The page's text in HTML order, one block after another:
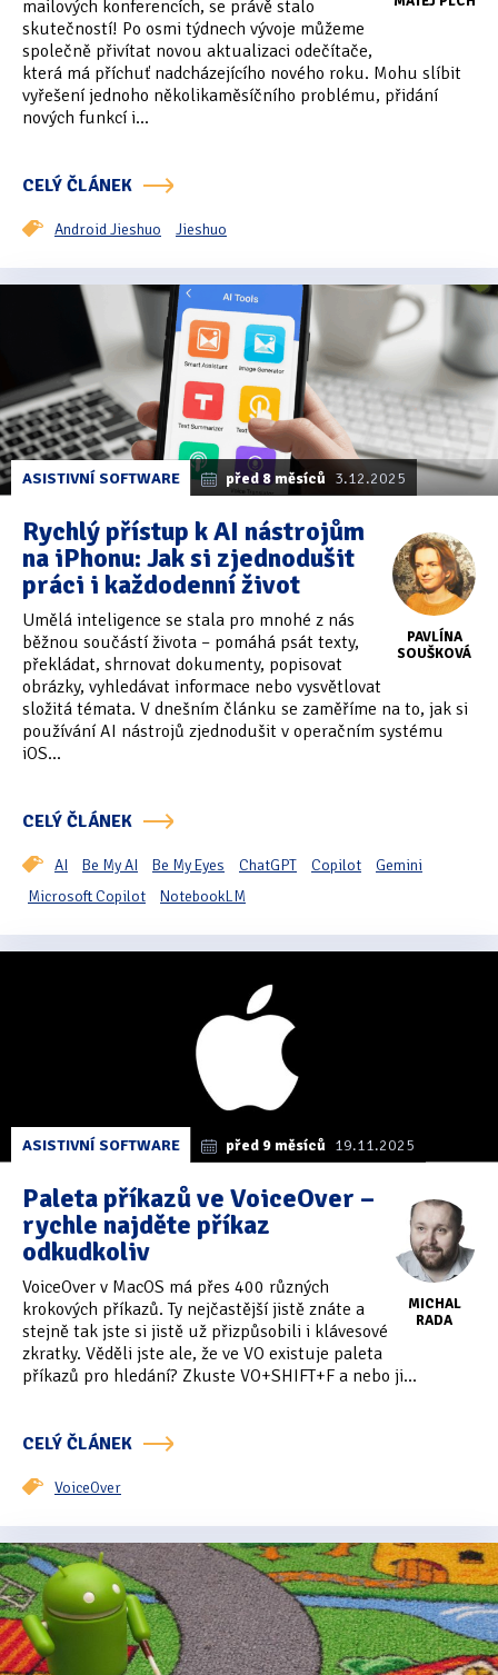
mailových konferencích, se právě stalo
skutečností! Po osmi týdnech vývoje můžeme
společně přivítat novou aktualizaci odečítače,
která má příchuť nadcházejícího nového roku. Mohu slíbit
vyřešení jednoho několikaměsíčního problému, přidání
nových funkcí i...
CELÝ ČLÁNEK
Android Jieshuo Jieshuo
ASISTIVNÍ SOFTWARE před 8 měsíců 3.12.2025
PAVLÍNA
SOUŠKOVÁ
Rychlý přístup k AI nástrojům
na iPhonu: Jak si zjednodušit
práci i každodenní život
Umělá inteligence se stala pro mnohé z nás
běžnou součástí života – pomáhá psát texty,
překládat, shrnovat dokumenty, popisovat
obrázky, vyhledávat informace nebo vysvětlovat
složitá témata. V dnešním článku se zaměříme na to, jak si
používání AI nástrojů zjednodušit v operačním systému
iOS...
CELÝ ČLÁNEK
AI Be My AI Be My Eyes ChatGPT Copilot
Gemini
Microsoft Copilot
NotebookLM
ASISTIVNÍ SOFTWARE před 9 měsíců 19.11.2025
MICHAL
RADA
Paleta příkazů ve VoiceOver –
rychle najděte příkaz
odkudkoliv
VoiceOver v MacOS má přes 400 různých
krokových příkazů. Ty nejčastější jistě znáte a
stejně tak jste si jistě už přizpůsobili i klávesové
zkratky. Věděli jste ale, že ve VO existuje paleta
příkazů pro hledání? Zkuste VO+SHIFT+F a nebo ji...
CELÝ ČLÁNEK
VoiceOver